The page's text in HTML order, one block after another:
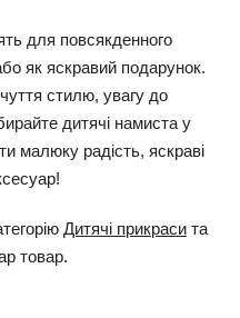
для повсякденного
як яскравий подарунок.
стилю, увагу до
дитячі намиста у
малюку радість, яскраві
Дитячі прикраси та
товар.